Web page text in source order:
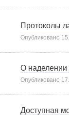
Протоколы
Опубликовано
О наделении
Опубликовано
Доступная